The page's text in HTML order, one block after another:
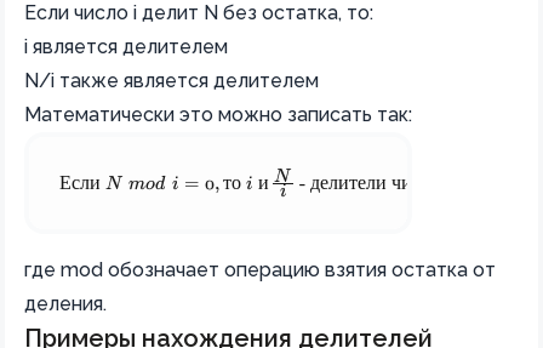
Если число i делит N без остатка, то:
i является делителем
N/i также является делителем
Математически это можно записать так:
\text{Если } N \bmod i = 0, \text{то i }  \text{и}
Если N mod i = 0, то i и i
N - делители числа
где mod обозначает операцию взятия остатка от
деления.
Примеры нахождения делителей